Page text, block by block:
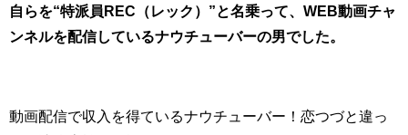
自らを“特派員REC（レック）”と名乗って、WEB動画チャ
ンネルを配信しているナウチューバーの男でした。
動画配信で収入を得ているナウチューバー！恋つづと違っ